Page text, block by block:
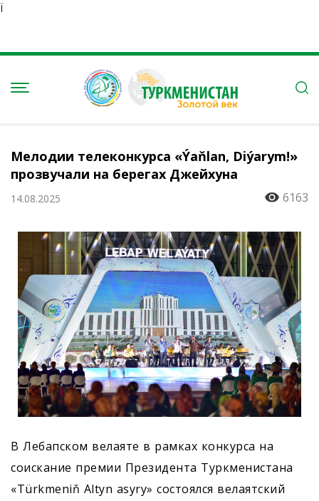
Ï
Мелодии телеконкурса «Ýaňlan, Diýarym!»
прозвучали на берегах Джейхуна
14.08.2025 6163
В Лебапском велаяте в рамках конкурса на
соискание премии Президента Туркменистана
«Türkmeniň Altyn asyry» состоялся велаятский